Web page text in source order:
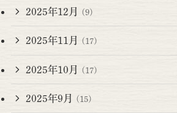
2025年12月 (9)
2025年11月 (17)
2025年10月 (17)
2025年9月 (15)